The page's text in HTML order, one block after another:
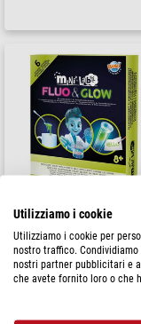
Utilizziamo i cookie
Utilizziamo i cookie per
nostro traffico.
nostri partner pubblicitari e
che avete fornito loro o che